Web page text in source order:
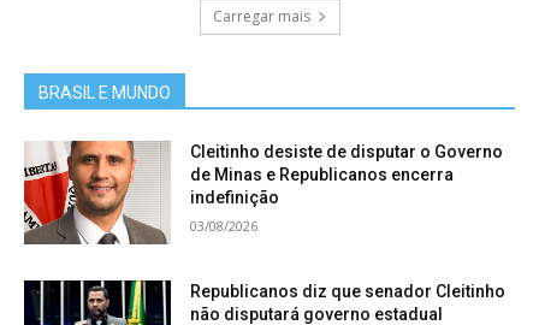
Carregar mais
BRASIL E MUNDO
Cleitinho desiste de disputar o Governo
de Minas e Republicanos encerra
indefinição
03/08/2026
Republicanos diz que senador Cleitinho
não disputará governo estadual